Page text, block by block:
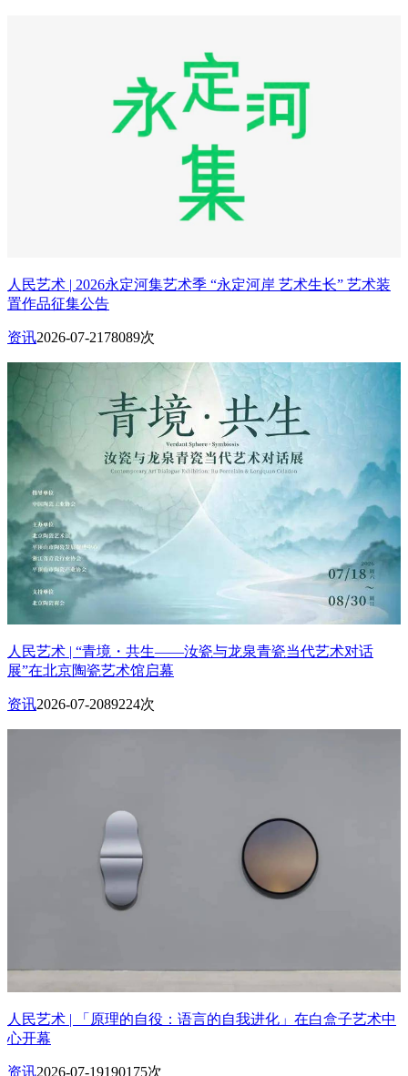
人民艺术 | 2026永定河集艺术季 “永定河岸 艺术生长” 艺术装
置作品征集公告
资讯2026-07-21 78089次
人民艺术 | “青境・共生——汝瓷与龙泉青瓷当代艺术对话
展”在北京陶瓷艺术馆启幕
资讯2026-07-2089224次
人民艺术 | 「原理的自役：语言的自我进化」在白盒子艺术中
心开幕
资讯2026-07-19190175次